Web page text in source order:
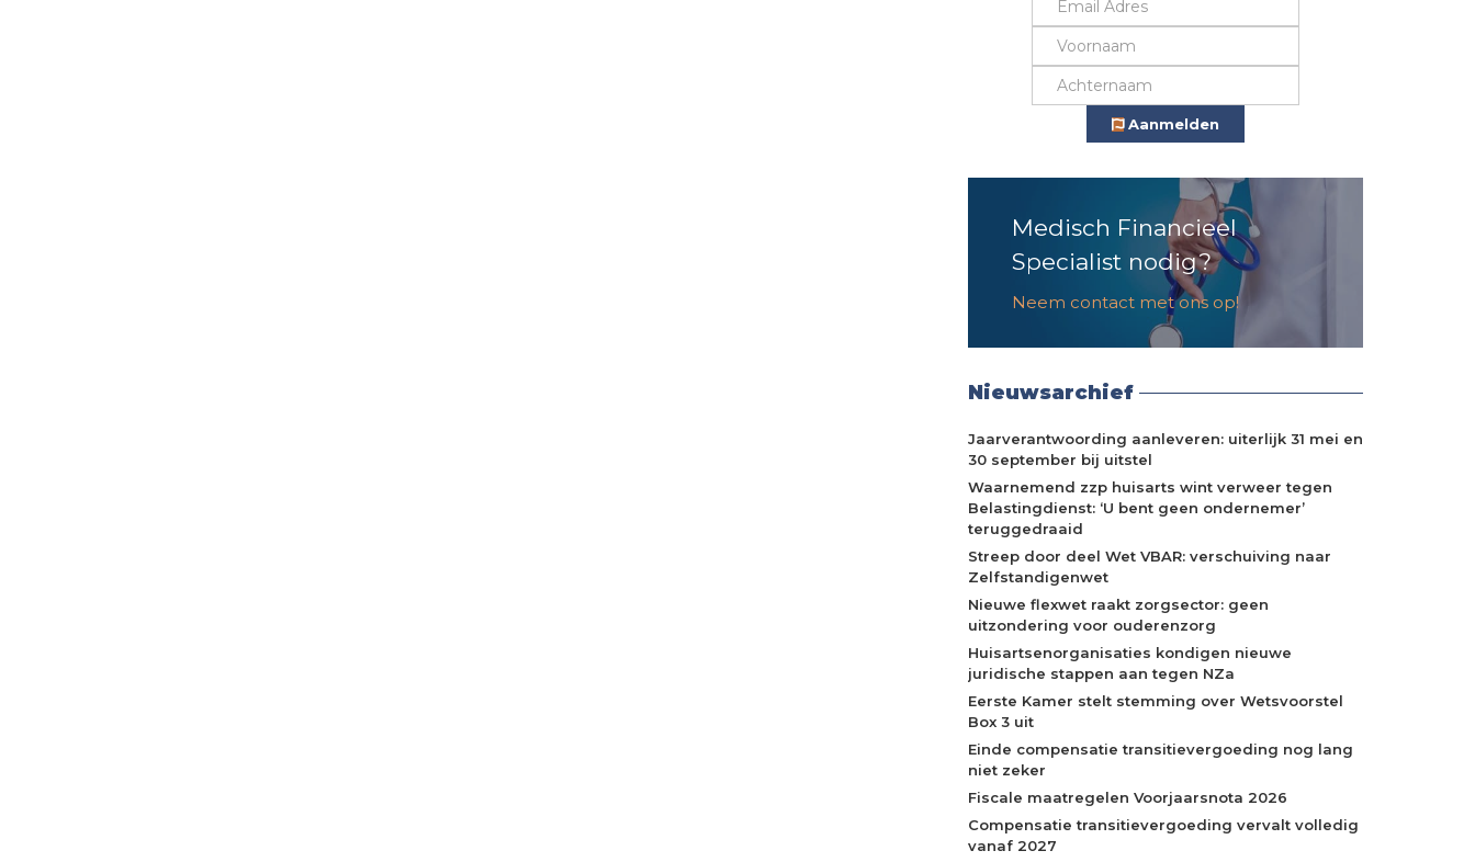
Aanmelden
Medisch Financieel
Specialist nodig?
Neem contact met ons op!
Nieuwsarchief
Jaarverantwoording aanleveren: uiterlijk 31 mei en
30 september bij uitstel
Waarnemend zzp huisarts wint verweer tegen
Belastingdienst: ‘U bent geen ondernemer’
teruggedraaid
Streep door deel Wet VBAR: verschuiving naar
Zelfstandigenwet
Nieuwe flexwet raakt zorgsector: geen
uitzondering voor ouderenzorg
Huisartsenorganisaties kondigen nieuwe
juridische stappen aan tegen NZa
Eerste Kamer stelt stemming over Wetsvoorstel
Box 3 uit
Einde compensatie transitievergoeding nog lang
niet zeker
Fiscale maatregelen Voorjaarsnota 2026
Compensatie transitievergoeding vervalt volledig
vanaf 2027